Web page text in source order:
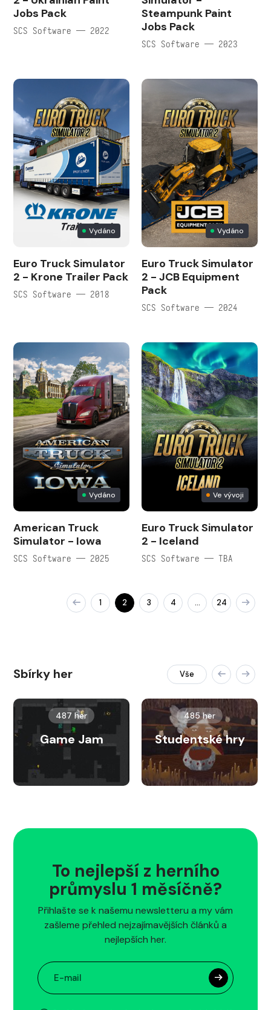
Jobs Pack
SCS Software — 2022
Steampunk Paint
Jobs Pack
SCS Software — 2023
Vydáno
Euro Truck Simulator
2 - Krone Trailer Pack
SCS Software — 2018
Vydáno
Euro Truck Simulator
2 - JCB Equipment
Pack
SCS Software — 2024
Vydáno
American Truck
Simulator - Iowa
SCS Software — 2025
Ve vývoji
Euro Truck Simulator
2 - Iceland
SCS Software — TBA
1 2 3 4 … 24
Sbírky her Vše
487 her
Game Jam
485 her
Studentské hry
To nejlepší z herního
průmyslu 1 měsíčně?
Přihlašte se k našemu newsletteru a my vám
zašleme přehled nejzajímavějších článků a
nejlepších her.